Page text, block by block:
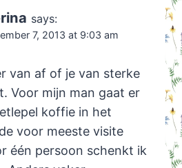
says:
7, 2013 at 9:03 am
van af of je van sterke
Voor mijn man gaat er
koffie in het
voor meeste visite
één persoon schenkt ik